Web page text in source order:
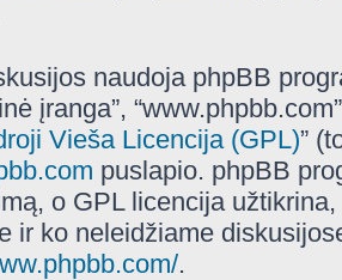
naudoja phpBB
įranga”,
Vieša Licencija (GPL)”
puslapio. phpBB
o GPL licencija
ir ko neleidžiame
.